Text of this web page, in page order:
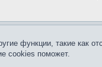
функции, такие как
cookies поможет.